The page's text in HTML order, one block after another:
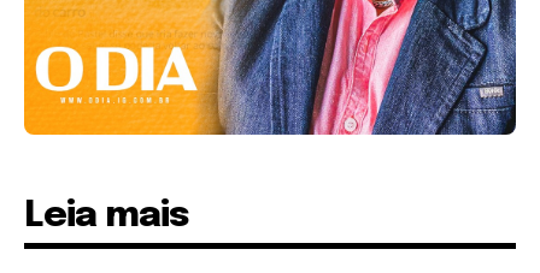
Leia mais